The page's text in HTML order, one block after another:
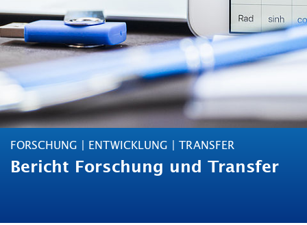
INTERNATIONAL
BESCHÄFTIGTE
Kontakt und Anfahrt Webmail Moodle
TH Online-Portal Personensuche
FORSCHUNG | ENTWICKLUNG | TRANSFER
Bericht Forschung und Transfer